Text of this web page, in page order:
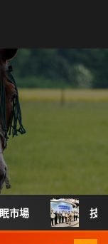
技術司展